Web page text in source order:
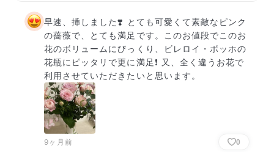
早速、挿しました❣️ とても可愛くて素敵なピンク
の薔薇で、とても満足です。このお値段でこのお
花のボリュームにびっくり、ビレロイ・ボッホの
花瓶にピッタリで更に満足❗️ 又、全く違うお花で
利用させていただきたいと思います。
9ヶ月前 0